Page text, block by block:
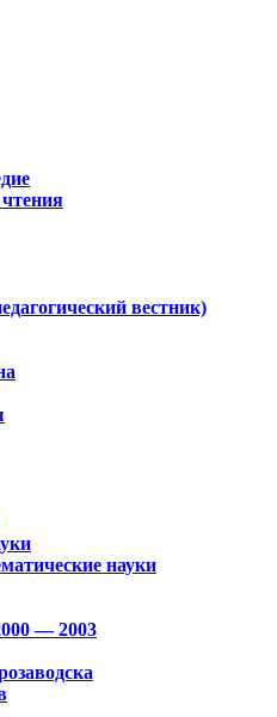
вестник)
науки
— 2003